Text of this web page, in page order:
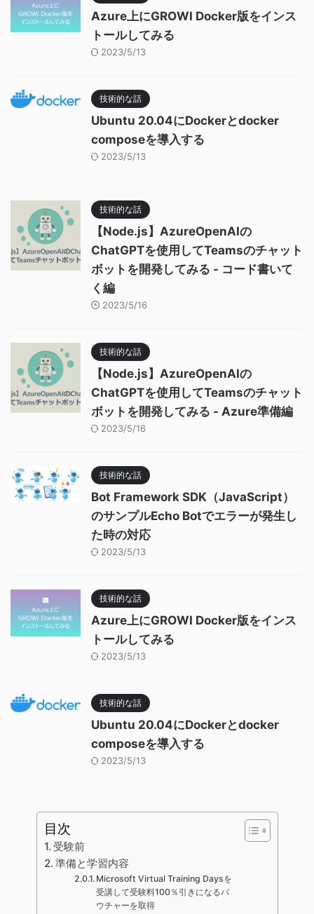
Azure上にGROWI Docker版をインス
トールしてみる
2023/5/13
技術的な話
Ubuntu 20.04にDockerとdocker
composeを導入する
2023/5/13
技術的な話
【Node.js】AzureOpenAIの
ChatGPTを使用してTeamsのチャット
ボットを開発してみる - コード書いて
く編
2023/5/16
技術的な話
【Node.js】AzureOpenAIの
ChatGPTを使用してTeamsのチャット
ボットを開発してみる - Azure準備編
2023/5/16
技術的な話
Bot Framework SDK（JavaScript）
のサンプルEcho Botでエラーが発生し
た時の対応
2023/5/13
技術的な話
Azure上にGROWI Docker版をインス
トールしてみる
2023/5/13
技術的な話
Ubuntu 20.04にDockerとdocker
composeを導入する
2023/5/13
目次
受験前
準備と学習内容
Microsoft Virtual Training Daysを
受講して受験料100％引きになるバ
ウチャーを取得